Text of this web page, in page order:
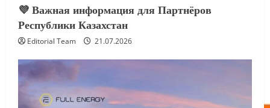
💜 Важная информация для Партнёров
Республики Казахстан
Editorial Team 21.07.2026